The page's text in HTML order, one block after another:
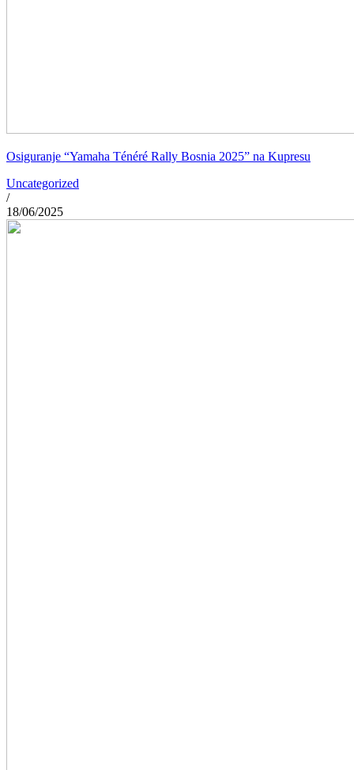
Osiguranje “Yamaha Ténéré Rally Bosnia 2025” na Kupresu
Uncategorized
/
18/06/2025